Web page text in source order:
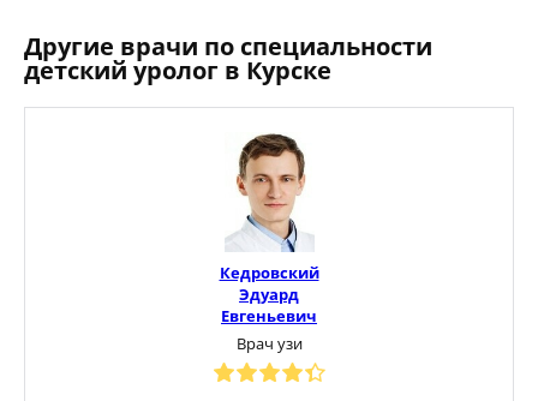
Другие врачи по специальности
детский уролог в Курске
Кедровский
Эдуард
Евгеньевич
Врач узи